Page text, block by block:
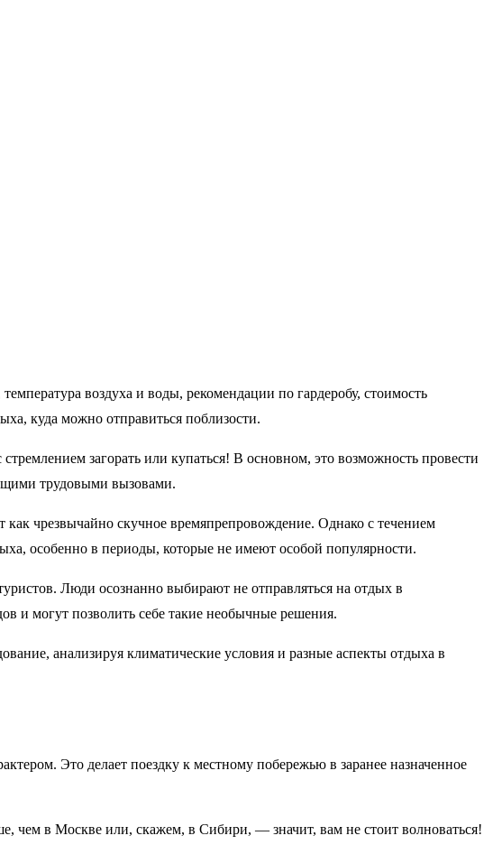
воздуха и воды, рекомендации по гардеробу, стоимость
куда можно отправиться поблизости.
загорать или купаться! В основном, это возможность провести
трудовыми вызовами.
чрезвычайно скучное времяпрепровождение. Однако с течением
особенно в периоды, которые не имеют особой популярности.
Люди осознанно выбирают не отправляться на отдых в
и могут позволить себе такие необычные решения.
анализируя климатические условия и разные аспекты отдыха в
Это делает поездку к местному побережью в заранее назначенное
чем в Москве или, скажем, в Сибири, — значит, вам не стоит волноваться!